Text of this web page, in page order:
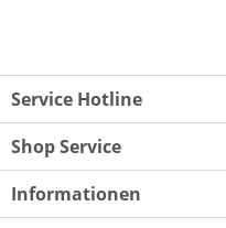
Service Hotline
Shop Service
Informationen